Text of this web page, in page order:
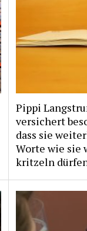
Pippi
versichert
dass sie
Worte wie sie
kritzeln